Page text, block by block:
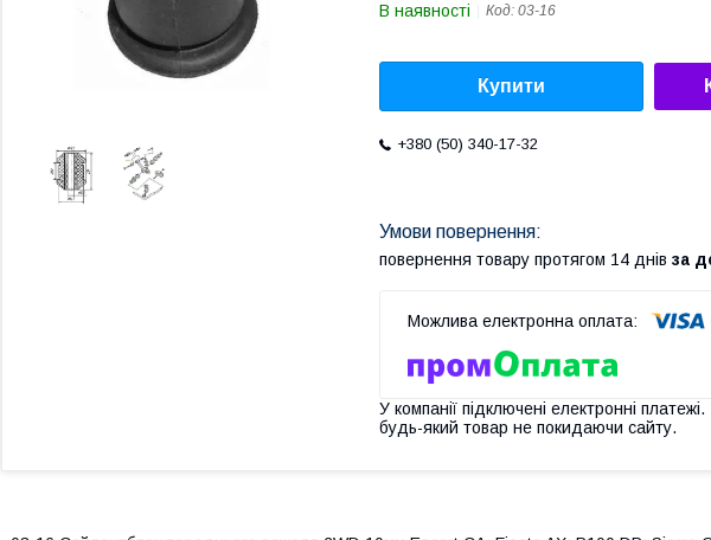
В наявності Код: 03-16
Купити
+380 (50) 340-17-32
повернення товару протягом 14 днів за
У компанії підключені електронні
будь-який товар не покидаючи сайту.